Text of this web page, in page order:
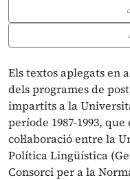
Els textos aplegats en
dels programes de
impartits a la
període 1987-1993,
col·laboració entre la
Política Lingüística
Consorci per a la